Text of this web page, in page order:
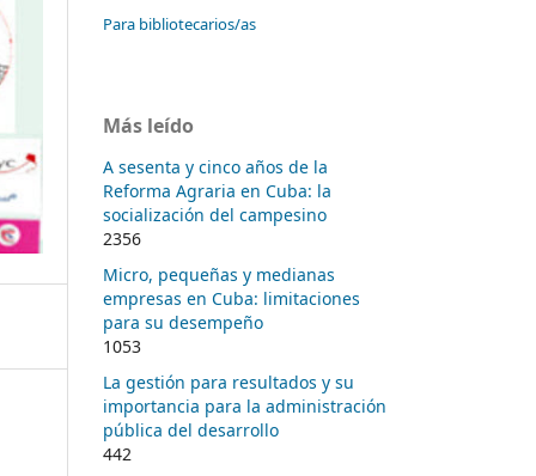
Para bibliotecarios/as
Más leído
A sesenta y cinco años de la
Reforma Agraria en Cuba: la
socialización del campesino
2356
Micro, pequeñas y medianas
empresas en Cuba: limitaciones
para su desempeño
1053
La gestión para resultados y su
importancia para la administración
pública del desarrollo
442